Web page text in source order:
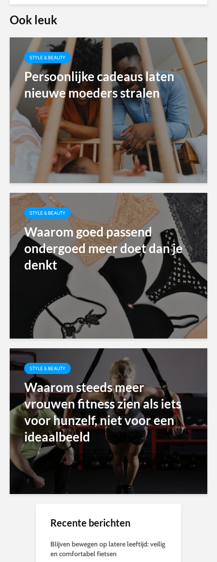
Ook leuk
STYLE & BEAUTY
Persoonlijke cadeaus laten
nieuwe moeders stralen
STYLE & BEAUTY
Waarom goed passend
ondergoed meer doet dan je
denkt
STYLE & BEAUTY
Waarom steeds meer
vrouwen fitness zien als iets
voor hunzelf, niet voor een
ideaalbeeld
Recente berichten
Blijven bewegen op latere leeftijd: veilig
en comfortabel fietsen